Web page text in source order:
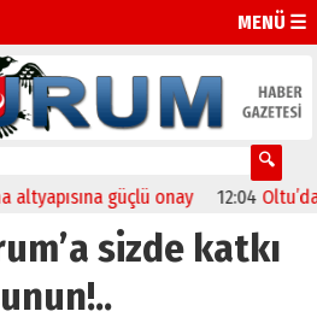
MENÜ ☰
güçlü onay 12:04 Oltu’da
sizde katkı